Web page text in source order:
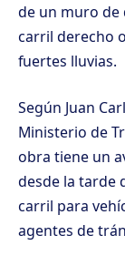
de un muro de
carril derecho
fuertes lluvias.
Según Juan
Ministerio de
obra tiene un
desde la tarde
carril para
agentes de